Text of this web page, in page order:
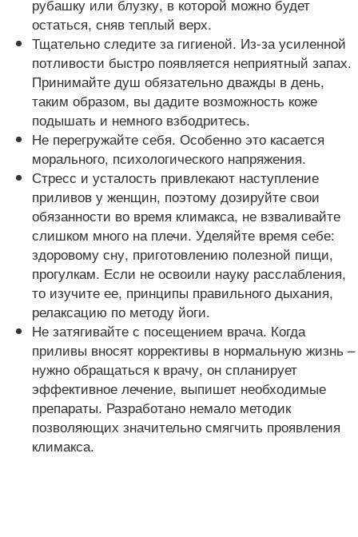
рубашку или блузку, в которой можно будет
остаться, сняв теплый верх.
Тщательно следите за гигиеной. Из-за усиленной
потливости быстро появляется неприятный запах.
Принимайте душ обязательно дважды в день,
таким образом, вы дадите возможность коже
подышать и немного взбодритесь.
Не перегружайте себя. Особенно это касается
морального, психологического напряжения.
Стресс и усталость привлекают наступление
приливов у женщин, поэтому дозируйте свои
обязанности во время климакса, не взваливайте
слишком много на плечи. Уделяйте время себе:
здоровому сну, приготовлению полезной пищи,
прогулкам. Если не освоили науку расслабления,
то изучите ее, принципы правильного дыхания,
релаксацию по методу йоги.
Не затягивайте с посещением врача. Когда
приливы вносят коррективы в нормальную жизнь –
нужно обращаться к врачу, он спланирует
эффективное лечение, выпишет необходимые
препараты. Разработано немало методик
позволяющих значительно смягчить проявления
климакса.